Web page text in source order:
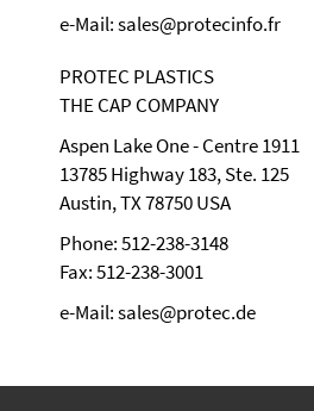
e-Mail: sales@protecinfo.fr
PROTEC PLASTICS
THE CAP COMPANY
Aspen Lake One - Centre 1911
13785 Highway 183, Ste. 125
Austin, TX 78750 USA
Phone: 512-238-3148
Fax: 512-238-3001
e-Mail: sales@protec.de